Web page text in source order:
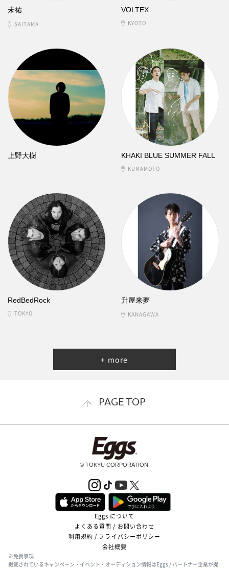
未祐.
SAITAMA
VOLTEX
KYOTO
上野大樹 KHAKI BLUE SUMMER FALL
KUMAMOTO
RedBedRock
TOKYO
升屋来夢
KANAGAWA
+ more
PAGE TOP
© TOKYU CORPORATION.
Eggs について
よくある質問 / お問い合わせ
利用規約 / プライバシーポリシー
会社概要
※免責事項
掲載されているキャンペーン・イベント・オーディション情報はEggs / パートナー企業が提